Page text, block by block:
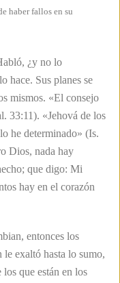
haber fallos en su
¿y no lo
hace. Sus planes se
mismos. «El consejo
33:11). «Jehová de los
he determinado» (Is.
Dios, nada hay
que digo: Mi
hay en el corazón
entonces los
exaltó hasta lo sumo,
que están en los